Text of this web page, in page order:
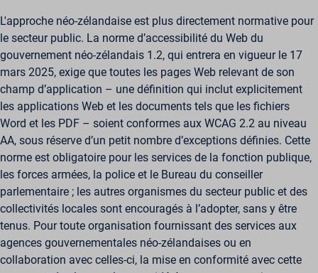
L'approche néo-zélandaise est plus directement normative pour
le secteur public. La norme d’accessibilité du Web du
gouvernement néo-zélandais 1.2, qui entrera en vigueur le 17
mars 2025, exige que toutes les pages Web relevant de son
champ d’application – une définition qui inclut explicitement
les applications Web et les documents tels que les fichiers
Word et les PDF – soient conformes aux WCAG 2.2 au niveau
AA, sous réserve d’un petit nombre d’exceptions définies. Cette
norme est obligatoire pour les services de la fonction publique,
les forces armées, la police et le Bureau du conseiller
parlementaire ; les autres organismes du secteur public et des
collectivités locales sont encouragés à l’adopter, sans y être
tenus. Pour toute organisation fournissant des services aux
agences gouvernementales néo-zélandaises ou en
collaboration avec celles-ci, la mise en conformité avec cette